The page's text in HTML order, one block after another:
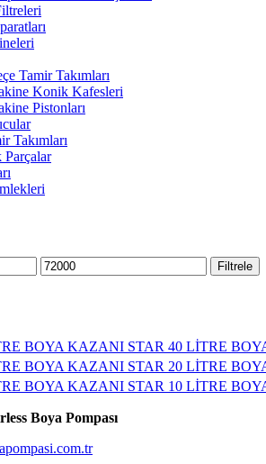
Tamir Takımları
Konik Kafesleri
Pistonları
Takımları
En
yüksek
Filtrele
STAR 40 LİTRE
STAR 20 LİTRE
STAR 10 LİTRE
Boya Pompası